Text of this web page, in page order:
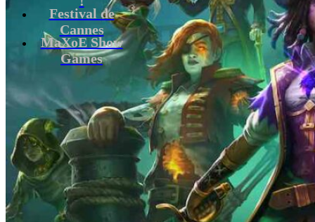
Festival de
Cannes
MaXoE Show
Games